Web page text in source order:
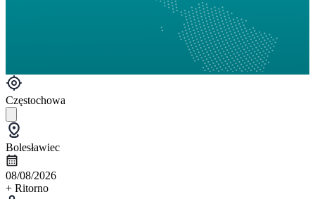
Częstochowa
Bolesławiec
08/08/2026
+ Ritorno